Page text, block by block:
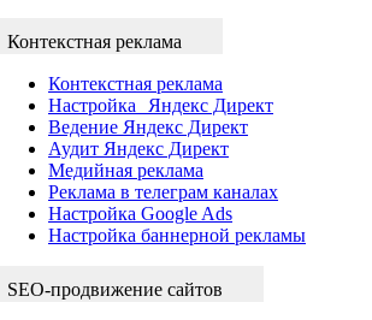
Контекстная реклама
Контекстная реклама
Настройка Яндекс Директ
Ведение Яндекс Директ
Аудит Яндекс Директ
Медийная реклама
Реклама в телеграм каналах
Настройка Google Ads
Настройка баннерной рекламы
SEO-продвижение сайтов